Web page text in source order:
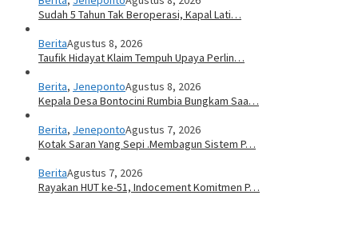
Sudah 5 Tahun Tak Beroperasi, Kapal Lati…
BeritaAgustus 8, 2026
Taufik Hidayat Klaim Tempuh Upaya Perlin…
Berita, JenepontoAgustus 8, 2026
Kepala Desa Bontocini Rumbia Bungkam Saa…
Berita, JenepontoAgustus 7, 2026
Kotak Saran Yang Sepi .Membagun Sistem P…
BeritaAgustus 7, 2026
Rayakan HUT ke-51, Indocement Komitmen P…